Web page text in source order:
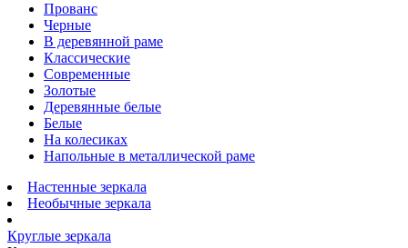
Прованс
Черные
В деревянной раме
Классические
Современные
Золотые
Деревянные белые
Белые
На колесиках
Напольные в металлической раме
Настенные зеркала
Необычные зеркала
Круглые зеркала